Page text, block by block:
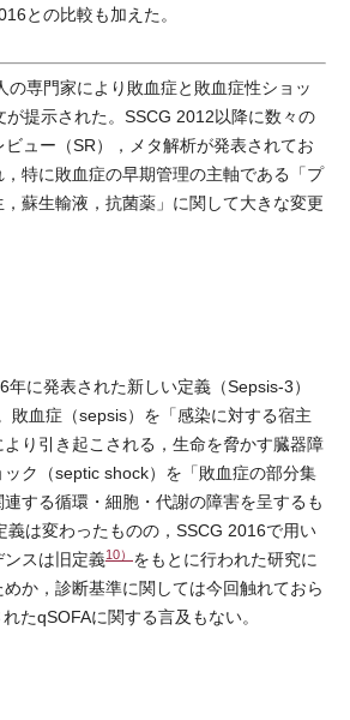
との比較も加えた。
専門家により敗血症と敗血症性ショッ
が提示された。SSCG 2012以降に数々の
ュー（SR），メタ解析が発表されてお
，特に敗血症の早期管理の主軸である「プ
蘇生輸液，抗菌薬」に関して大きな変更
に発表された新しい定義（Sepsis-3）
敗血症（sepsis）を「感染に対する宿主
り引き起こされる，生命を脅かす臓器障
ク（septic shock）を「敗血症の部分集
する循環・細胞・代謝の障害を呈するも
義は変わったものの，SSCG 2016で用い
ンスは旧定義10） をもとに行われた研究に
か，診断基準に関しては今回触れておら
たqSOFAに関する言及もない。